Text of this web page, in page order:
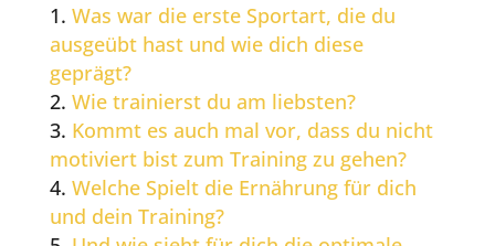
Was war die erste Sportart, die du
ausgeübt hast und wie dich diese
geprägt?
Wie trainierst du am liebsten?
Kommt es auch mal vor, dass du nicht
motiviert bist zum Training zu gehen?
Welche Spielt die Ernährung für dich
und dein Training?